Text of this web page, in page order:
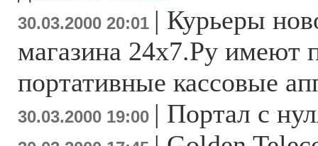
30.03.2000 20:01 | Курьеры
магазина 24х7.Ру имеют
портативные кассовые
30.03.2000 19:00 | Портал с